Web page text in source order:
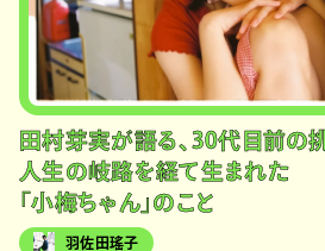
田村芽実が語る、30代目前の挑
人生の岐路を経て生まれた
「小梅ちゃん」のこと
羽佐田瑤子